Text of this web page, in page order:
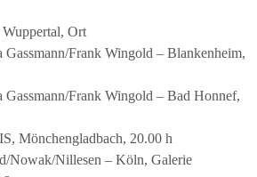
Ort
Frank Wingold – Blankenheim,
Gassmann/Frank Wingold – Bad Honnef,
Mönchengladbach, 20.00 h
Nowak/Nillesen – Köln, Galerie